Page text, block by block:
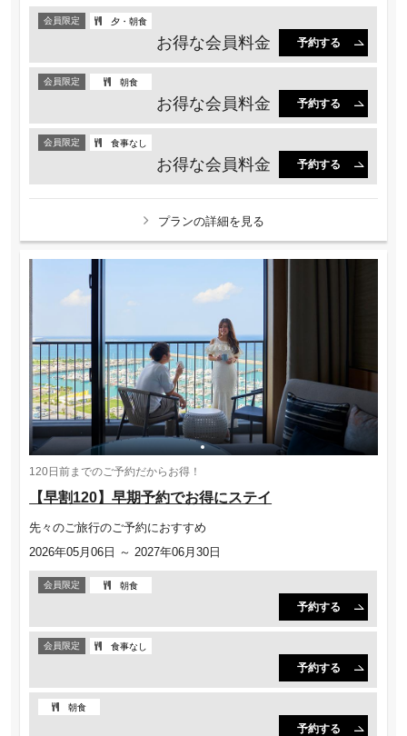
会員限定 夕・朝食
お得な会員料金 予約する
会員限定 朝食
お得な会員料金 予約する
会員限定 食事なし
お得な会員料金 予約する
プランの詳細を見る
120日前までのご予約だからお得！
【早割120】早期予約でお得にステイ
先々のご旅行のご予約におすすめ
2026年05月06日 ～ 2027年06月30日
会員限定 朝食
予約する
会員限定 食事なし
予約する
朝食
予約する